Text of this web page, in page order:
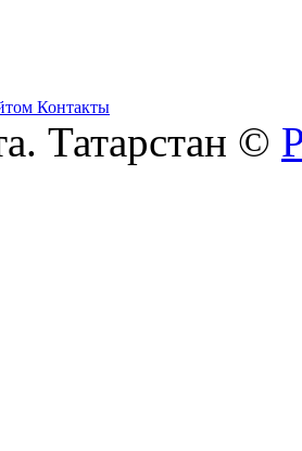
Контакты
Татарстан ©